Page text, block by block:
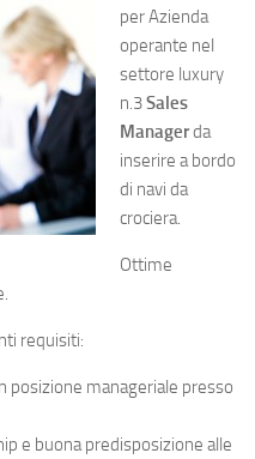
per Azienda
operante nel
settore luxury
n.3Sales
Managerda
inserire a bordo
di navi da
crociera.
Ottime
requisiti:
posizione manageriale presso
e buona predisposizione alle